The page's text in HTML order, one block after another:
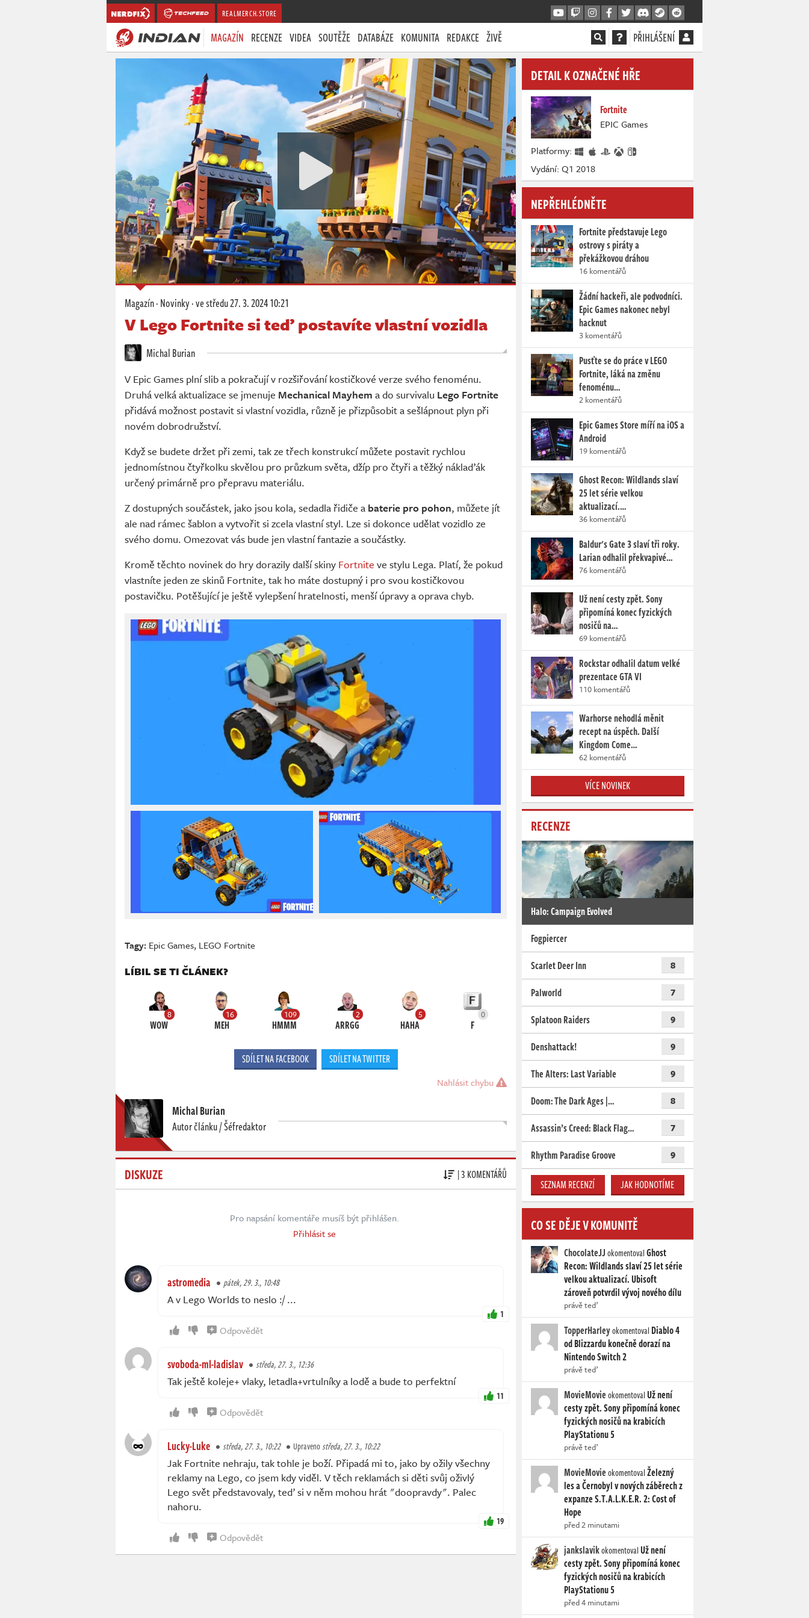
REALMERCH.STORE
MAGAZÍN RECENZE VIDEA SOUTĚŽE DATABÁZE KOMUNITA REDAKCE ŽIVĚ PŘIHLÁŠENÍ
Magazín·Novinky·ve středu27. 3. 2024 10:21
V Lego Fortnite si teď postavíte vlastní vozidla
Michal Burian
V Epic Games plní slib a pokračují v rozšiřování kostičkové verze svého fenoménu.
Druhá velká aktualizace se jmenuje Mechanical Mayhem a do survivalu Lego Fortnite
přidává možnost postavit si vlastní vozidla, různě je přizpůsobit a sešlápnout plyn při
novém dobrodružství.
Když se budete držet při zemi, tak ze třech konstrukcí můžete postavit rychlou
jednomístnou čtyřkolku skvělou pro průzkum světa, džíp pro čtyři a těžký náklaďák
určený primárně pro přepravu materiálu.
Z dostupných součástek, jako jsou kola, sedadla řidiče a baterie pro pohon, můžete jít
ale nad rámec šablon a vytvořit si zcela vlastní styl. Lze si dokonce udělat vozidlo ze
svého domu. Omezovat vás bude jen vlastní fantazie a součástky.
Kromě těchto novinek do hry dorazily další skiny Fortnite ve stylu Lega. Platí, že pokud
vlastníte jeden ze skinů Fortnite, tak ho máte dostupný i pro svou kostičkovou
postavičku. Potěšující je ještě vylepšení hratelnosti, menší úpravy a oprava chyb.
Tagy: Epic Games, LEGO Fortnite
LÍBIL SE TI ČLÁNEK?
8
WOW
16
MEH
109
HMMM
2
ARRGG
5
HAHA
0
F
SDÍLET NA FACEBOOK SDÍLET NA TWITTER
Nahlásit chybu
Michal Burian
Autor článku / Šéfredaktor
DISKUZE | 3 KOMENTÁŘŮ
Pro napsání komentáře musíš být přihlášen.
Přihlásit se
astromedia pátek, 29. 3., 10:48
A v Lego Worlds to neslo :/ ...
1
Odpovědět
svoboda-ml-ladislav středa, 27. 3., 12:36
Tak ještě koleje+ vlaky, letadla+vrtulníky a lodě a bude to perfektní
11
Odpovědět
Lucky-Luke středa, 27. 3., 10:22 Upravenostředa, 27. 3., 10:22
Jak Fortnite nehraju, tak tohle je boží. Připadá mi to, jako by ožily všechny
reklamy na Lego, co jsem kdy viděl. V těch reklamách si děti svůj oživlý
Lego svět představovaly, teď si v něm mohou hrát "doopravdy". Palec
nahoru.
19
Odpovědět
DETAIL K OZNAČENÉ HŘE
Fortnite
EPIC Games
Platformy:
Vydání: Q1 2018
NEPŘEHLÉDNĚTE
Fortnite představuje Lego
ostrovy s piráty a
překážkovou dráhou
16 komentářů
Žádní hackeři, ale podvodníci.
Epic Games nakonec nebyl
hacknut
3 komentářů
Pusťte se do práce v LEGO
Fortnite, láká na změnu
fenoménu…
2 komentářů
Epic Games Store míří na iOS a
Android
19 komentářů
Ghost Recon: Wildlands slaví
25 let série velkou
aktualizací.…
36 komentářů
Baldur's Gate 3 slaví tři roky.
Larian odhalil překvapivé…
76 komentářů
Už není cesty zpět. Sony
připomíná konec fyzických
nosičů na…
69 komentářů
Rockstar odhalil datum velké
prezentace GTA VI
110 komentářů
Warhorse nehodlá měnit
recept na úspěch. Další
Kingdom Come…
62 komentářů
VÍCE NOVINEK
RECENZE
Halo: Campaign Evolved
Fogpiercer
Scarlet Deer Inn
8
Palworld 7
Splatoon Raiders 9
Denshattack! 9
The Alters: Last Variable 9
Doom: The Dark Ages |… 8
Assassin’s Creed: Black Flag… 7
Rhythm Paradise Groove 9
SEZNAM RECENZÍ JAK HODNOTÍME
CO SE DĚJE V KOMUNITĚ
ChocolateJJokomentovalGhost
Recon: Wildlands slaví 25 let série
velkou aktualizací. Ubisoft
zároveň potvrdil vývoj nového dílu
právě teď
TopperHarleyokomentoval Diablo 4
od Blizzardu konečně dorazí na
Nintendo Switch 2
právě teď
MovieMovieokomentovalUž není
cesty zpět. Sony připomíná konec
fyzických nosičů na krabicích
PlayStationu 5
právě teď
MovieMovieokomentovalŽelezný
les a Černobyl v nových záběrech z
expanze S.T.A.L.K.E.R. 2: Cost of
Hope
před 2 minutami
jankslavikokomentovalUž není
cesty zpět. Sony připomíná konec
fyzických nosičů na krabicích
PlayStationu 5
před 4 minutami